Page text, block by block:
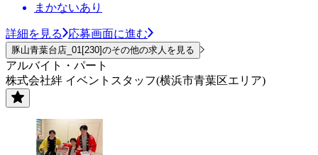
まかないあり
詳細を見る 応募画面に進む
豚山青葉台店_01[230]のその他の求人を見る
アルバイト・パート
株式会社絆 イベントスタッフ(横浜市青葉区エリア)